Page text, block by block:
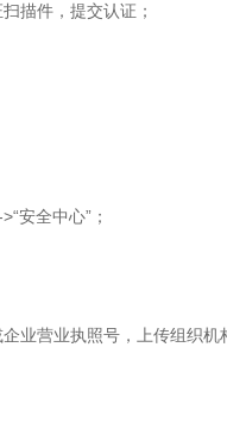
描件，提交认证；
安全中心”；
业营业执照号，上传组织机